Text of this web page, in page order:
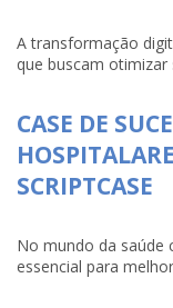
A transformação
que buscam otimizar
CASE DE
SCRIPTCASE
No mundo da saúde
essencial para